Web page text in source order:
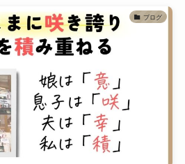
ブログ